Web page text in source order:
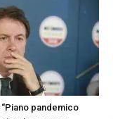
pandemico